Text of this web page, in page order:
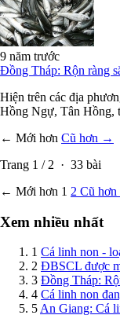
9 năm trước
Đồng Tháp: Rộn ràng
Hiện trên các địa
Hồng Ngự, Tân Hồng,
← Mới hơn Cũ hơn →
Trang 1 / 2 · 33 bài
← Mới hơn 1 2 Cũ
Xem nhiều nhất
1 Cá linh non -
2 ĐBSCL được
3 Đồng Tháp:
4 Cá linh non
5 An Giang: Cá